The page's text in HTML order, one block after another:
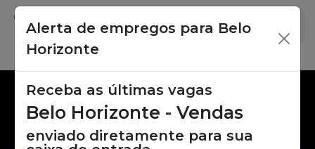
Vagas de emprego,
oportunidades de trabalho.
Alerta de empregos para Belo
Horizonte
×
Receba as últimas vagas
Belo Horizonte - Vendas
enviado diretamente para sua